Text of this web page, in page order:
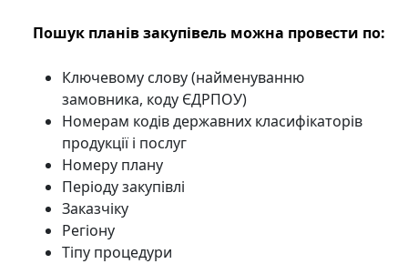
Пошук планів закупівель можна провести по:
Ключевому слову (найменуванню
замовника, коду ЄДРПОУ)
Номерам кодів державних класифікаторів
продукції і послуг
Номеру плану
Періоду закупівлі
Заказчіку
Регіону
Тіпу процедури